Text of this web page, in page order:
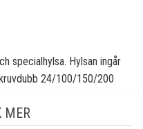
specialhylsa. Hylsan ingår
24/100/150/200
MER